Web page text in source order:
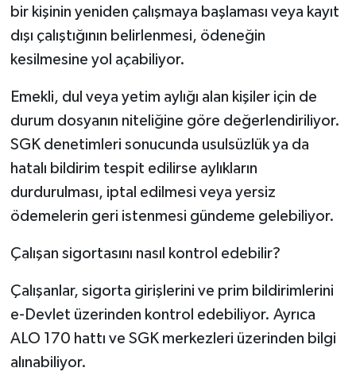
bir kişinin yeniden çalışmaya başlaması veya kayıt
dışı çalıştığının belirlenmesi, ödeneğin
kesilmesine yol açabiliyor.
Emekli, dul veya yetim aylığı alan kişiler için de
durum dosyanın niteliğine göre değerlendiriliyor.
SGK denetimleri sonucunda usulsüzlük ya da
hatalı bildirim tespit edilirse aylıkların
durdurulması, iptal edilmesi veya yersiz
ödemelerin geri istenmesi gündeme gelebiliyor.
Çalışan sigortasını nasıl kontrol edebilir?
Çalışanlar, sigorta girişlerini ve prim bildirimlerini
e-Devlet üzerinden kontrol edebiliyor. Ayrıca
ALO 170 hattı ve SGK merkezleri üzerinden bilgi
alınabiliyor.